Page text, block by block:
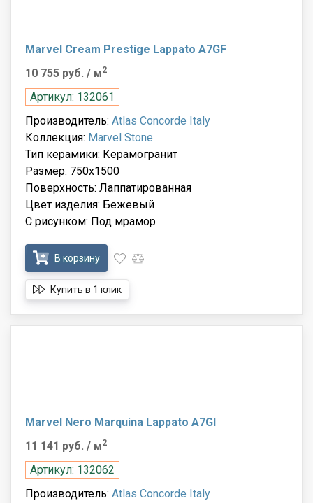
Marvel Cream Prestige Lappato A7GF
10 755 руб. / м2
Артикул: 132061
Производитель: Atlas Concorde Italy
Коллекция: Marvel Stone
Тип керамики: Керамогранит
Размер: 750x1500
Поверхность: Лаппатированная
Цвет изделия: Бежевый
С рисунком: Под мрамор
В корзину
Купить в 1 клик
Marvel Nero Marquina Lappato A7GI
11 141 руб. / м2
Артикул: 132062
Производитель: Atlas Concorde Italy